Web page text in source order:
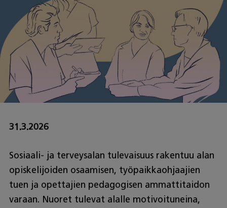
31.3.2026
Sosiaali- ja terveysalan tulevaisuus rakentuu alan
opiskelijoiden osaamisen, työpaikkaohjaajien
tuen ja opettajien pedagogisen ammattitaidon
varaan. Nuoret tulevat alalle motivoituneina,